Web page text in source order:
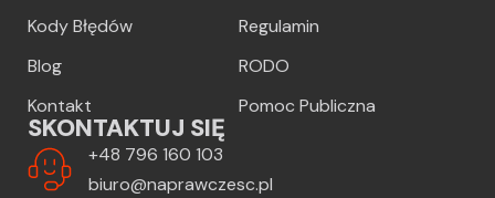
Kody Błędów
Blog
Kontakt
Regulamin
RODO
Pomoc Publiczna
SKONTAKTUJ SIĘ
+48 796 160 103
biuro@naprawczesc.pl